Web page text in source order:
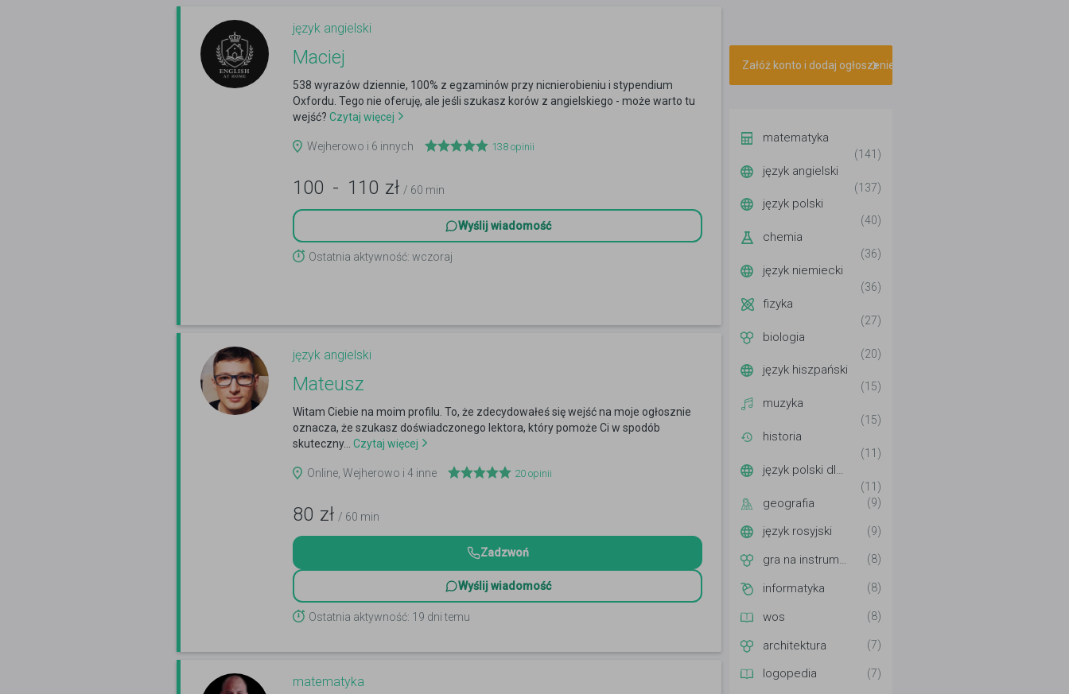
język angielski
Maciej
538 wyrazów dziennie, 100% z egzaminów przy nicnierobieniu i stypendium
Oxfordu. Tego nie oferuję, ale jeśli szukasz korów z angielskiego - może warto tu
wejść? Czytaj więcej
Wejherowo i 6 innych 138 opinii
100 - 110 zł / 60 min
Wyślij wiadomość
Ostatnia aktywność: wczoraj
język angielski
Mateusz
Witam Ciebie na moim profilu. To, że zdecydowałeś się wejść na moje ogłosznie
oznacza, że szukasz doświadczonego lektora, który pomoże Ci w spodób
skuteczny...
Czytaj więcej
Online, Wejherowo i 4 inne 20 opinii
80 zł / 60 min
Zadzwoń
Wyślij wiadomość
Ostatnia aktywność: 19 dni temu
matematyka
Załóż konto i dodaj ogłoszenie
matematyka
(141)
język angielski
(137)
język polski
(40)
chemia
(36)
język niemiecki
(36)
fizyka
(27)
biologia
(20)
język hiszpański
(15)
muzyka
(15)
historia
(11)
język polski dla cudzoziemców
(11)
geografia (9)
język rosyjski (9)
gra na instrumentach (8)
informatyka (8)
wos (8)
architektura (7)
logopedia (7)